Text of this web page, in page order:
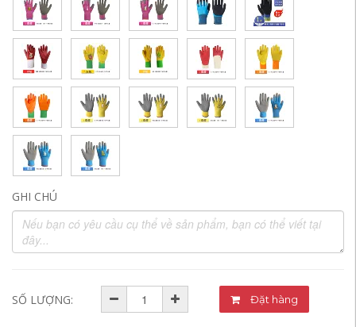
GHI CHÚ
SỐ LƯỢNG: Đặt hàng